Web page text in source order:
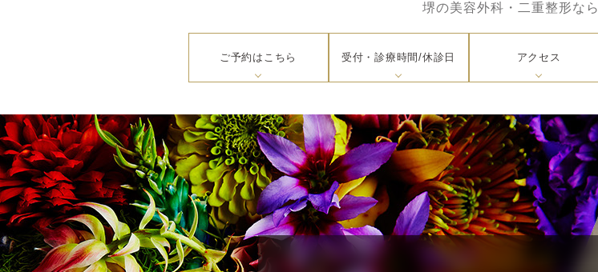
堺の美容外科・二重整形なら
ご予約はこちら 受付・診療時間/休診日 アクセス